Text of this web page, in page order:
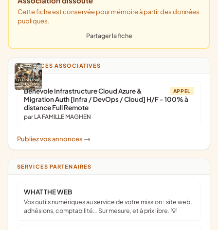
Cette fiche est conservée pour mémoire à partir des données
publiques.
Partager la fiche
ANNONCES ASSOCIATIVES
APPEL
Bénévole Infrastructure Cloud Azure &
Migration Auth [Infra / DevOps / Cloud] H/F - 100% à
distance Full Remote
par LA FAMILLE MAGHEN
Publiez vos annonces ->
SERVICES PARTENAIRES
WHAT THE WEB
Vos outils numériques au service de votre mission : site web,
adhésions, comptabilité… Sur mesure, et à prix libre. 💡